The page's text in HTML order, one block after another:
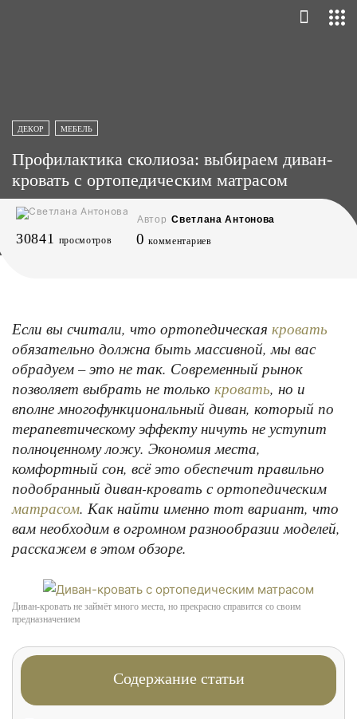
ДЕКОР МЕБЕЛЬ
Профилактика сколиоза: выбираем диван-
кровать с ортопедическим матрасом
Автор Светлана Антонова
30841 просмотров 0 комментариев
Если вы считали, что ортопедическая кровать
обязательно должна быть массивной, мы вас
обрадуем – это не так. Современный рынок
позволяет выбрать не только кровать, но и
вполне многофункциональный диван, который по
терапевтическому эффекту ничуть не уступит
полноценному ложу. Экономия места,
комфортный сон, всё это обеспечит правильно
подобранный диван-кровать с ортопедическим
матрасом. Как найти именно тот вариант, что
вам необходим в огромном разнообразии моделей,
расскажем в этом обзоре.
Диван-кровать не займёт много места, но прекрасно справится со своим
предназначением
Содержание статьи